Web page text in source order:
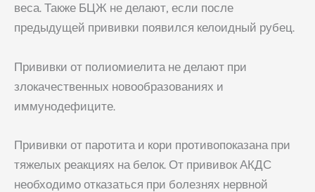
веса. Также БЦЖ не делают, если после
предыдущей прививки появился келоидный рубец.
Прививки от полиомиелита не делают при
злокачественных новообразованиях и
иммунодефиците.
Прививки от паротита и кори противопоказана при
тяжелых реакциях на белок. От прививок АКДС
необходимо отказаться при болезнях нервной